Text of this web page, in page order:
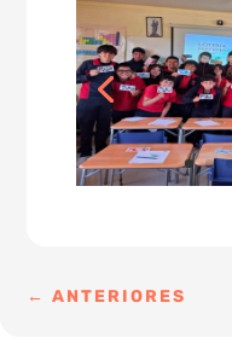
←ANTERIORES